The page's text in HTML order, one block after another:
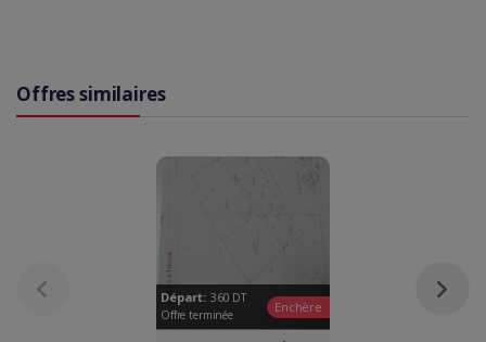
Offres similaires
Départ: 360 DT
Offre terminée
Enchère